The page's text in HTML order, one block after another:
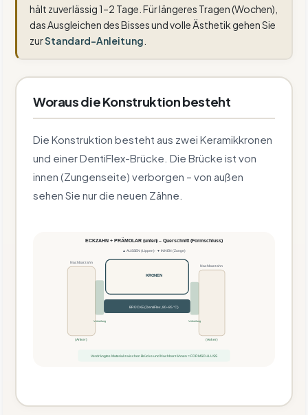
hält zuverlässig 1–2 Tage. Für längeres Tragen (Wochen),
das Ausgleichen des Bisses und volle Ästhetik gehen Sie
zurStandard-Anleitung
Woraus die Konstruktion besteht
Die Konstruktion besteht aus zwei Keramikkronen
und einer DentiFlex-Brücke. Die Brücke ist von
innen (Zungenseite) verborgen – von außen
sehen Sie nur die neuen Zähne.
ECKZAHN + PRÄMOLAR (unten) – Querschnitt (Formschluss)
▲ AUSSEN (Lippen) · ▼ INNEN (Zunge)
Nachbarzahn
(Anker)
Nachbarzahn
(Anker)
KRONEN
BRÜCKE (DentiFlex, 80–85 °C)
Verkeilung Verkeilung
Verdrängtes Material zwischen Brücke und Nachbarzähnen = FORMSCHLUSS